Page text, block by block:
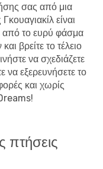
σας από μια
είναι
από το ευρύ φάσμα
βρείτε το τέλειο
να σχεδιάζετε
να εξερευνήσετε το
και χωρίς
πτήσεις